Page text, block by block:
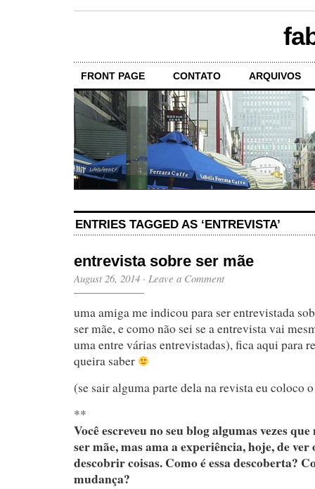
FRONT PAGE CONTATO ARQUIVOS
ENTRIES TAGGED AS ‘ENTREVISTA’
entrevista sobre ser mãe
August 26, 2014 · Leave a Comment
uma amiga me indicou para ser entrevistada
ser mãe, e como não sei se a entrevista vai
uma entre várias entrevistadas), fica aqui para
queira saber
(se sair alguma parte dela na revista eu coloco
**
Você escreveu no seu blog algumas vezes
ser mãe, mas ama a experiência, hoje, de ver
descobrir coisas. Como é essa descoberta?
mudança?